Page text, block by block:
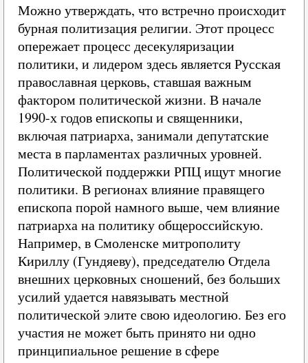
Можно утверждать, что встречно происходит
бурная политизация религии. Этот процесс
опережает процесс десекуляризации
политики, и лидером здесь является Русская
православная церковь, ставшая важным
фактором политической жизни. В начале
1990-х годов епископы и священники,
включая патриарха, занимали депутатские
места в парламентах различных уровней.
Политической поддержки РПЦ ищут многие
политики. В регионах влияние правящего
епископа порой намного выше, чем влияние
патриарха на политику общероссийскую.
Например, в Смоленске митрополиту
Кириллу (Гундяеву), председателю Отдела
внешних церковных сношений, без больших
усилий удается навязывать местной
политической элите свою идеологию. Без его
участия не может быть принято ни одно
принципиальное решение в сфере